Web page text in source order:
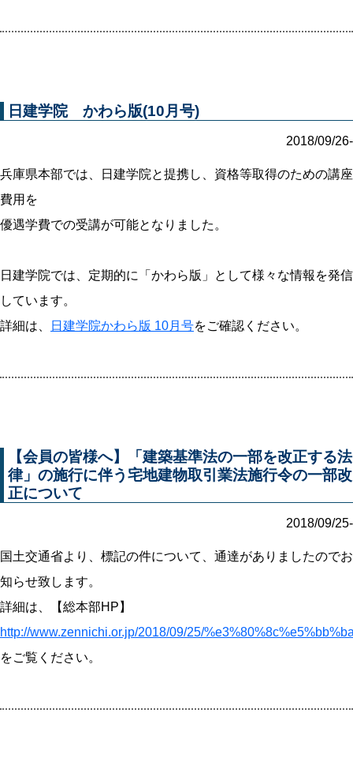
日建学院 かわら版(10月号)
2018/09/26-
兵庫県本部では、日建学院と提携し、資格等取得のための講座
費用を
優遇学費での受講が可能となりました。
日建学院では、定期的に「かわら版」として様々な情報を発信
しています。
詳細は、
日建学院かわら版 10月号をご確認ください。
【会員の皆様へ】「建築基準法の一部を改正する法
律」の施行に伴う宅地建物取引業法施行令の一部改
正について
2018/09/25-
国土交通省より、標記の件について、通達がありましたのでお
知らせ致します。
詳細は、【総本部HP】
http://www.zennichi.or.jp/2018/09/25/
をご覧ください。